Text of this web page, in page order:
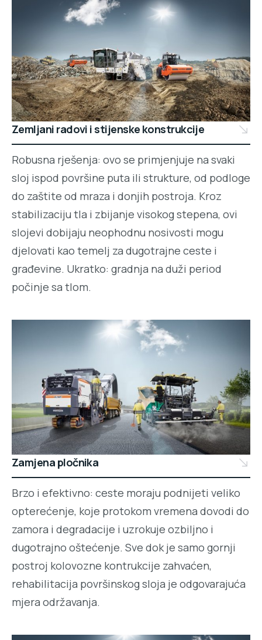
Zemljani radovi i stijenske konstrukcije
Robusna rješenja: ovo se primjenjuje na svaki
sloj ispod površine puta ili strukture, od podloge
do zaštite od mraza i donjih postroja. Kroz
stabilizaciju tla i zbijanje visokog stepena, ovi
slojevi dobijaju neophodnu nosivosti mogu
djelovati kao temelj za dugotrajne ceste i
građevine. Ukratko: gradnja na duži period
počinje sa tlom.
Zamjena pločnika
Brzo i efektivno: ceste moraju podnijeti veliko
opterećenje, koje protokom vremena dovodi do
zamora i degradacije i uzrokuje ozbiljno i
dugotrajno oštećenje. Sve dok je samo gornji
postroj kolovozne kontrukcije zahvaćen,
rehabilitacija površinskog sloja je odgovarajuća
mjera održavanja.